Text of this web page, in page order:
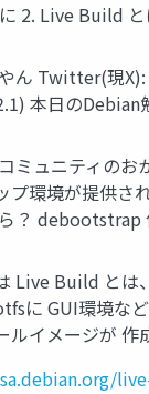
2. Live Build
ん Twitter(現
本日のDebian
ミュニティの
プ環境が提供さ
？ debootstrap
Live Build とは
に GUI環境な
ルイメージが